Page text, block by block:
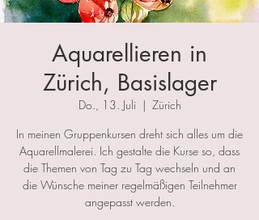
Aquarellieren in
Zürich, Basislager
Do., 13. Juli
  |
Zürich
In meinen Gruppenkursen dreht sich alles um die
Aquarellmalerei. Ich gestalte die Kurse so, dass
die Themen von Tag zu Tag wechseln und an
die Wünsche meiner regelmäßigen Teilnehmer
angepasst werden.